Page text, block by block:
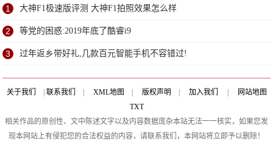
1 大神F1极速版评测 大神F1拍照效果怎么样
2 等党的困惑:2019年底了酷睿i9
3 过年返乡带好礼,几款百元智能手机不容错过!
关于我们 联系我们 XML地图 版权声明 加入我们
网站地图
TXT
相关作品的原创性、文中陈述文字以及内容数据庞杂本站无法一一核实，如果您发
现本网站上有侵犯您的合法权益的内容，请联系我们，本网站将立即予以删除！